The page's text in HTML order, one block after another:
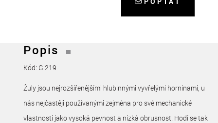
Popis
Kód: G 219
Žuly jsou nejrozšířenějšími hlubinnými vyvřelými horninami, u
nás nejčastěji používanými zejména pro své mechanické
vlastnosti jako vysoká pevnost a nízká obrusnost. Hodí se tak